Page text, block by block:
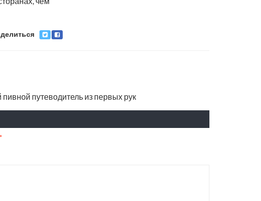
пивной путеводитель из первых рук
*